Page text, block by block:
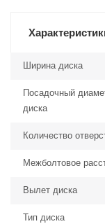
Ширина диска
Посадочный
диска
Количество
Межболтовое
Вылет диска
Тип диска